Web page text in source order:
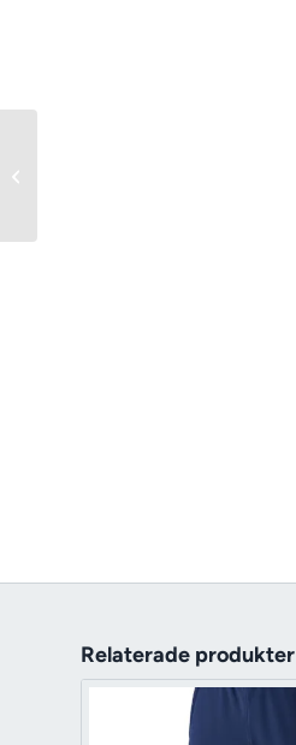
Relaterade produkter